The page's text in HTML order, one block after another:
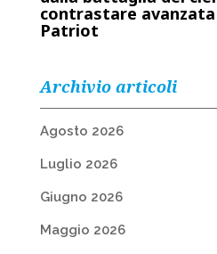
contrastare
Patriot
Archivio articoli
Agosto 2026
Luglio 2026
Giugno 2026
Maggio 2026